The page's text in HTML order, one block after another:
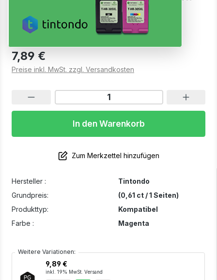
Hersteller :
Tintondo
Grundpreis:
(0,61 ct / 1 Seiten)
Produkttyp:
Kompatibel
Farbe :
Magenta
Weitere Variationen:
9,89 €
inkl. 19% MwSt. Versand
PGI-2500XL Magenta
Sofort verfügbar, Lieferzeit: 1-2 Werktage
7,89 €
Preise inkl. MwSt. zzgl. Versandkosten
In den Warenkorb
Zum Merkzettel hinzufügen